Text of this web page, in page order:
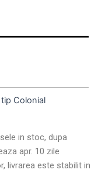
Colonial
in stoc, dupa
apr. 10 zile
livrarea este stabilit in